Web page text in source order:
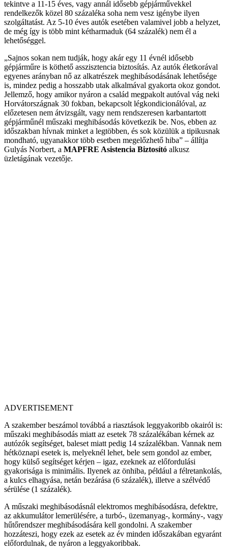
tekintve a 11-15 éves, vagy annál idősebb gépjárművekkel
rendelkezők közel 80 százaléka soha nem vesz igénybe ilyen
szolgáltatást. Az 5-10 éves autók esetében valamivel jobb a helyzet,
de még így is több mint kétharmaduk (64 százalék) nem él a
lehetőséggel.
„Sajnos sokan nem tudják, hogy akár egy 11 évnél idősebb
gépjárműre is köthető asszisztencia biztosítás. Az autók életkorával
egyenes arányban nő az alkatrészek meghibásodásának lehetősége
is, mindez pedig a hosszabb utak alkalmával gyakorta okoz gondot.
Jellemző, hogy amikor nyáron a család megpakolt autóval vág neki
Horvátországnak 30 fokban, bekapcsolt légkondicionálóval, az
előzetesen nem átvizsgált, vagy nem rendszeresen karbantartott
gépjárműnél műszaki meghibásodás következik be. Nos, ebben az
időszakban hívnak minket a legtöbben, és sok közülük a tipikusnak
mondható, ugyanakkor több esetben megelőzhető hiba” – állítja
Gulyás Norbert, a MAPFRE Asistencia Biztosító alkusz
üzletágának vezetője.
ADVERTISEMENT
A szakember beszámol továbbá a riasztások leggyakoribb okairól is:
műszaki meghibásodás miatt az esetek 78 százalékában kérnek az
autózók segítséget, baleset miatt pedig 14 százalékban. Vannak nem
hétköznapi esetek is, melyeknél lehet, bele sem gondol az ember,
hogy külső segítséget kérjen – igaz, ezeknek az előfordulási
gyakorisága is minimális. Ilyenek az önhiba, például a félretankolás,
a kulcs elhagyása, netán bezárása (6 százalék), illetve a szélvédő
sérülése (1 százalék).
A műszaki meghibásodásnál elektromos meghibásodásra, defektre,
az akkumulátor lemerülésére, a turbó-, üzemanyag-, kormány-, vagy
hűtőrendszer meghibásodására kell gondolni. A szakember
hozzáteszi, hogy ezek az esetek az év minden időszakában egyaránt
előfordulnak, de nyáron a leggyakoribbak.